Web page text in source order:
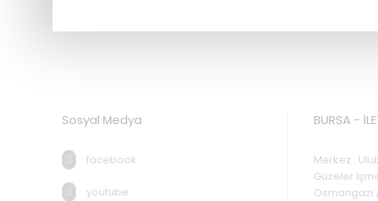
Sosyal Medya
facebook
youtube
BURSA -
Merkez :
Güzeler
Osmangazi